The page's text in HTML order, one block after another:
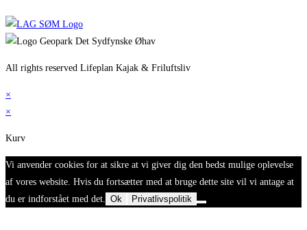
All rights reserved Lifeplan Kajak & Friluftsliv
×
×
Kurv
Vi anvender cookies for at sikre at vi giver dig den bedst mulige oplevelse
af vores website. Hvis du fortsætter med at bruge dette site vil vi antage at
du er indforstået med det. Ok Privatlivspolitik